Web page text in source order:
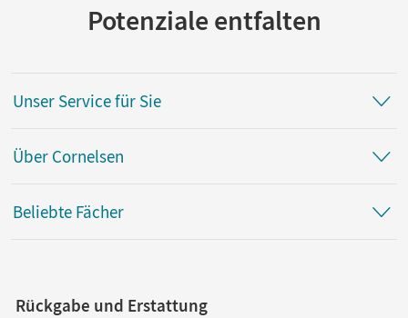
Potenziale entfalten
Unser Service für Sie
Über Cornelsen
Beliebte Fächer
Rückgabe und Erstattung